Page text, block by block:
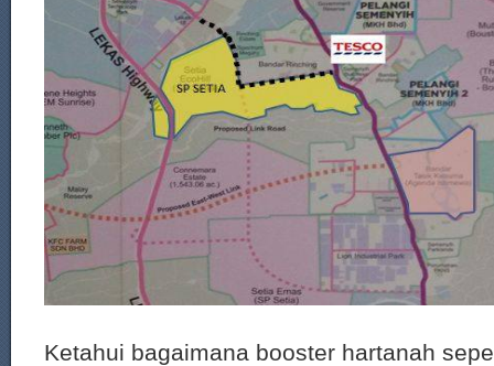
Ketahui bagaimana booster hartanah